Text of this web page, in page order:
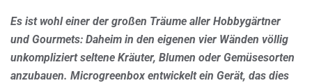
Es ist wohl einer der großen Träume aller Hobbygärtner
und Gourmets: Daheim in den eigenen vier Wänden völlig
unkompliziert seltene Kräuter, Blumen oder Gemüsesorten
anzubauen. Microgreenbox entwickelt ein Gerät, das dies